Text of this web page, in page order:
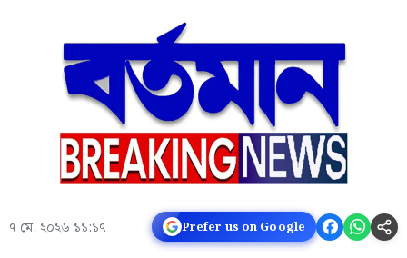
৭ মে, ২০২৬ ১১:১৭ Prefer us on Google